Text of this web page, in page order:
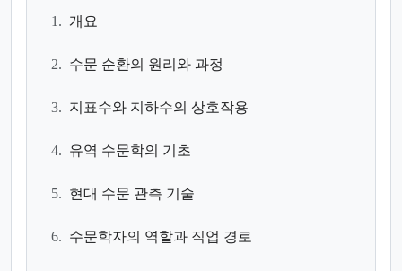
1. 개요
2. 수문 순환의 원리와 과정
3. 지표수와 지하수의 상호작용
4. 유역 수문학의 기초
5. 현대 수문 관측 기술
6. 수문학자의 역할과 직업 경로